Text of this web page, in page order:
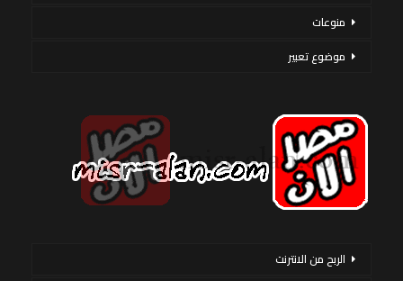
منوعات
موضوع تعبير
الربح من الانترنت